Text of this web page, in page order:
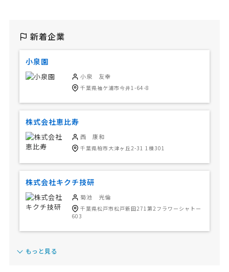
新着企業
小泉園
小泉 友幸
千葉県袖ケ浦市今井1-64-8
株式会社恵比寿
西 康和
千葉県柏市大津ヶ丘2-31 1棟301
株式会社キクチ技研
菊池 光倫
千葉県松戸市松戸新田271第2フラワーシャトー
603
もっと見る